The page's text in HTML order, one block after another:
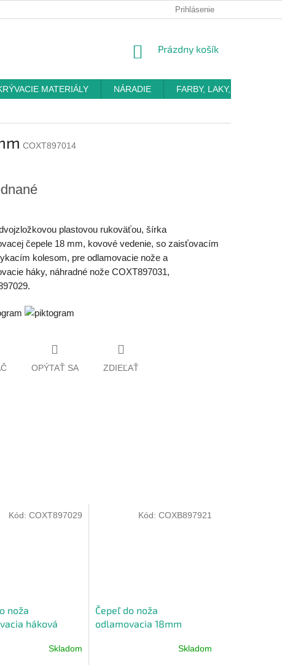
Prihlásenie
NÁKUPNÝ
Prázdny košík
MATERIÁLY NÁRADIE FARBY, LAKY, OMIETKY
COXT897014
plastovou rukoväťou, šírka
čepele 18 mm, kovové vedenie, so zaisťovacím
kolesom, pre odlamovacie nože a
háky, náhradné nože COXT897031,
.
OPÝTAŤ SA ZDIEĽAŤ
noža
háková
Skladom
Kód:COXT897029
Čepeľ do noža
odlamovacia 18mm
Skladom
Kód: COXB897921